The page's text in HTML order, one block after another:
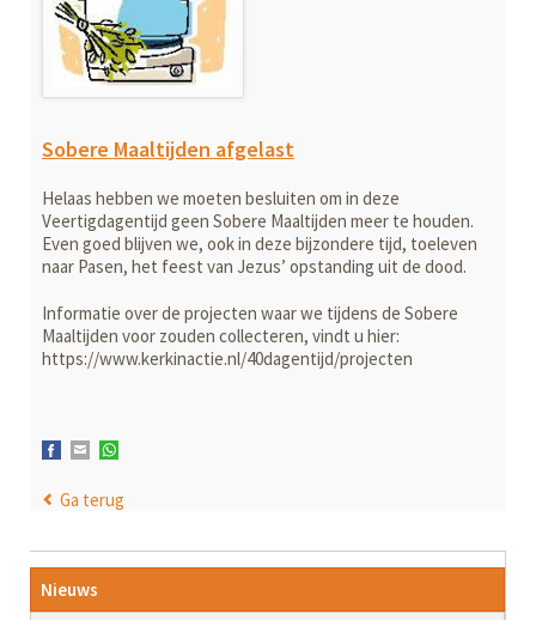
Sobere Maaltijden afgelast
Helaas hebben we moeten besluiten om in deze
Veertigdagentijd geen Sobere Maaltijden meer te houden.
Even goed blijven we, ook in deze bijzondere tijd, toeleven
naar Pasen, het feest van Jezus’ opstanding uit de dood.
Informatie over de projecten waar we tijdens de Sobere
Maaltijden voor zouden collecteren, vindt u hier:
https://www.kerkinactie.nl/40dagentijd/projecten
Facebook
E-mail
Ga terug
Navigatie
overslaan
Nieuws